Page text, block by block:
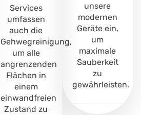
Services
umfassen
auch die
Gehwegreinigung,
um alle
angrenzenden
Flächen in
einem
einwandfreien
Zustand zu
unsere
modernen
Geräte ein,
um
maximale
Sauberkeit
zu
gewährleisten.